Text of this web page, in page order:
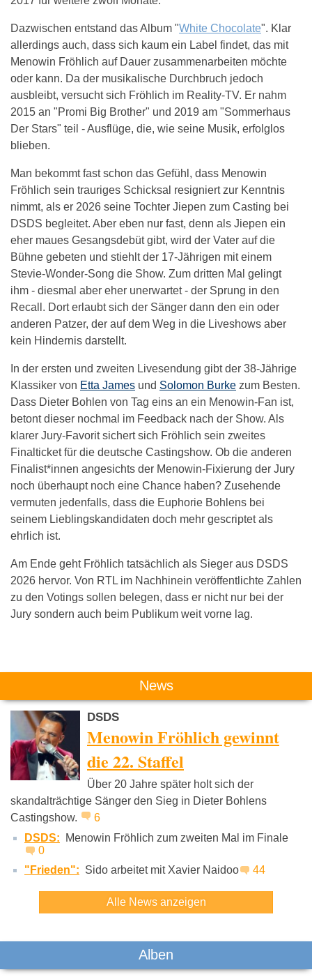
Dazwischen entstand das Album "White Chocolate". Klar
allerdings auch, dass sich kaum ein Label findet, das mit
Menowin Fröhlich auf Dauer zusammenarbeiten möchte
oder kann. Da der musikalische Durchbruch jedoch
ausbleibt, versucht sich Fröhlich im Reality-TV. Er nahm
2015 an "Promi Big Brother" und 2019 am "Sommerhaus
Der Stars" teil - Ausflüge, die, wie seine Musik, erfolglos
blieben.
Man bekommt fast schon das Gefühl, dass Menowin
Fröhlich sein trauriges Schicksal resigniert zur Kenntnis
nimmt, als er 2026 seine Tochter Jiepen zum Casting bei
DSDS begleitet. Aber eben nur fast, denn als Jiepen ein
eher maues Gesangsdebüt gibt, wird der Vater auf die
Bühne gebeten und stiehlt der 17-Jährigen mit einem
Stevie-Wonder-Song die Show. Zum dritten Mal gelingt
ihm - diesmal aber eher unerwartet - der Sprung in den
Recall. Dort erlaubt sich der Sänger dann den ein oder
anderen Patzer, der auf dem Weg in die Liveshows aber
kein Hindernis darstellt.
In der ersten und zweiten Livesendung gibt der 38-Jährige
Klassiker von Etta James und Solomon Burke zum Besten.
Dass Dieter Bohlen von Tag eins an ein Menowin-Fan ist,
betont dieser nochmal im Feedback nach der Show. Als
klarer Jury-Favorit sichert sich Fröhlich sein zweites
Finalticket für die deutsche Castingshow. Ob die anderen
Finalist*innen angesichts der Menowin-Fixierung der Jury
noch überhaupt noch eine Chance haben? Zusehende
vermuten jedenfalls, dass die Euphorie Bohlens bei
seinem Lieblingskandidaten doch mehr gescriptet als
ehrlich ist.
Am Ende geht Fröhlich tatsächlich als Sieger aus DSDS
2026 hervor. Von RTL im Nachhinein veröffentlichte Zahlen
zu den Votings sollen belegen, dass er nicht nur bei der
Jury sondern auch beim Publikum weit vorne lag.
Das könnte Dich auch interessieren:
Gil Ofarim Weimar
News
DSDS
Menowin Fröhlich gewinnt
die 22. Staffel
Über 20 Jahre später holt sich der
skandalträchtige Sänger den Sieg in Dieter Bohlens
Castingshow.
6
DSDS:
Menowin Fröhlich zum zweiten Mal im Finale
0
"Frieden": Sido arbeitet mit Xavier Naidoo 44
Alle News anzeigen
Alben